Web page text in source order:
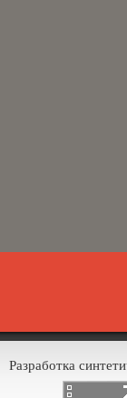
Разработка